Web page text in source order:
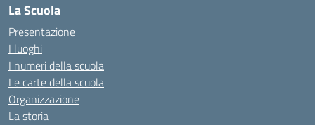
La Scuola
Presentazione
I luoghi
I numeri della scuola
Le carte della scuola
Organizzazione
La storia